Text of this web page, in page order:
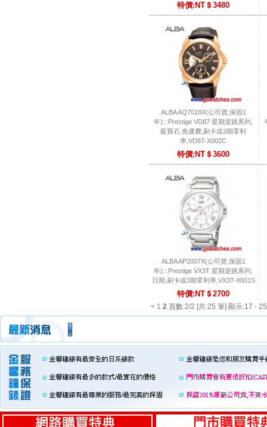
特價:NT＄3480
ALBA AQ7018X(公司貨,保固1
年):::Prestige VD87 星期逆跳系列,
藍寶石,免運費,刷卡或3期零利
率,VD87-X002C
特價:NT＄3600
ALBA AP2007X(公司貨,保固1
年):::Prestige VX3T 星期逆跳系列,
日期,刷卡或3期零利率,VX3T-X001S
特價:NT＄2700
< 1 2 頁數:2/2 [共:25 筆] 顯示:17 - 25